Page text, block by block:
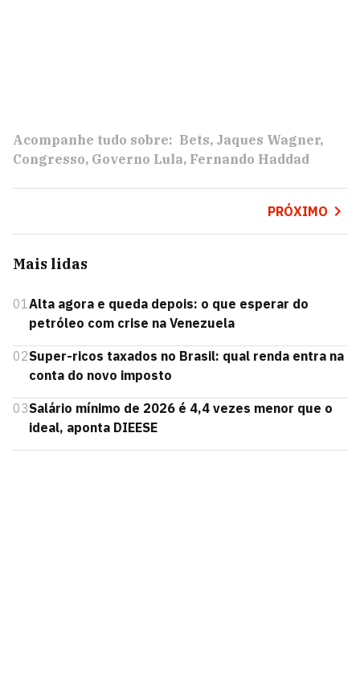
Acompanhe tudo sobre: Bets Jaques Wagner
Congresso Governo Lula Fernando Haddad
PRÓXIMO
Mais lidas
01Alta agora e queda depois: o que esperar do
petróleo com crise na Venezuela
02Super-ricos taxados no Brasil: qual renda entra na
conta do novo imposto
03Salário mínimo de 2026 é 4,4 vezes menor que o
ideal, aponta DIEESE